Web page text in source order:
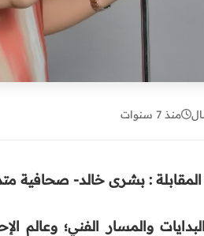
منذ 7 سنوات
: بشرى خالد- صحافية
والمسار الفني؛ وعالم